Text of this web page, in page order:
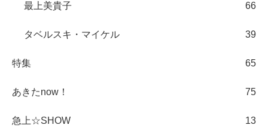
最上美貴子 66
タベルスキ・マイケル 39
特集 65
あきたnow！ 75
急上☆SHOW 13